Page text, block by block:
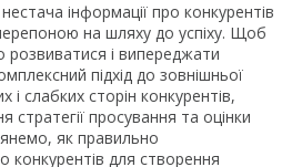
інформації про конкурентів
на шляху до успіху. Щоб
розвиватися і випереджати
підхід до зовнішньої
і слабких сторін конкурентів,
стратегії просування та оцінки
як правильно
конкурентів для створення